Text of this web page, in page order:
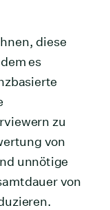
diese
es
zu
von
unnötige
von